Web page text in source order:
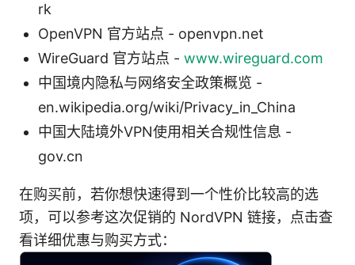
rk
OpenVPN 官方站点 - openvpn.net
WireGuard 官方站点 - www.wireguard.com
中国境内隐私与网络安全政策概览 -
en.wikipedia.org/wiki/Privacy_in_China
中国大陆境外VPN使用相关合规性信息 -
gov.cn
在购买前，若你想快速得到一个性价比较高的选
项，可以参考这次促销的 NordVPN 链接，点击查
看详细优惠与购买方式：